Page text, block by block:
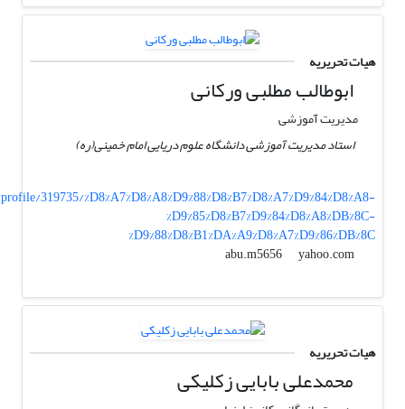
هیات تحریریه
ابوطالب مطلبی ورکانی
مدیریت آموزشی
استاد مدیریت آموزشی دانشگاه علوم دریایی امام خمینی(ره)
319735/%D8%A7%D8%A8%D9%88%D8%B7%D8%A7%D9%84%D8%A8-
%D9%85%D8%B7%D9%84%D8%A8%DB%8C-
%D9%88%D8%B1%DA%A9%D8%A7%D9%86%DB%8C
abu.m5656
yahoo.com
هیات تحریریه
محمدعلی بابایی زکلیکی